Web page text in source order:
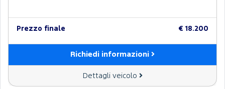
Prezzo finale € 18.200
Richiedi informazioni
Dettagli veicolo